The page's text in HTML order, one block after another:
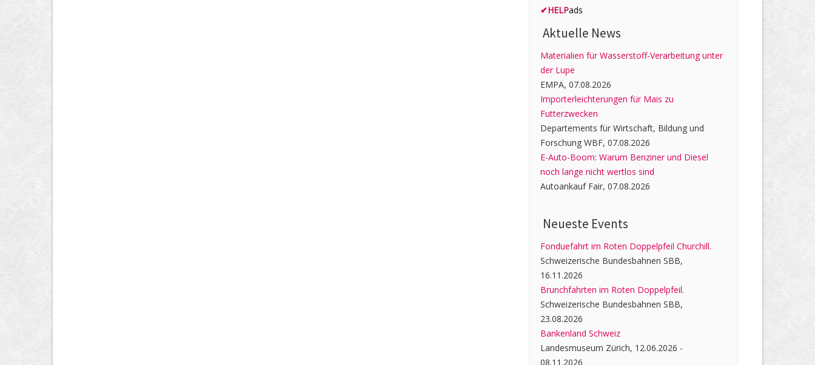
✔HELPads
Aktuelle News
Materialien für Wasserstoff-Verarbeitung unter
der Lupe
EMPA, 07.08.2026
Importerleichterungen für Mais zu
Futterzwecken
Departements für Wirtschaft, Bildung und
Forschung WBF, 07.08.2026
E-Auto-Boom: Warum Benziner und Diesel
noch lange nicht wertlos sind
Autoankauf Fair, 07.08.2026
Neueste Events
Fonduefahrt im Roten Doppelpfeil Churchill.
Schweizerische Bundesbahnen SBB,
16.11.2026
Brunchfahrten im Roten Doppelpfeil.
Schweizerische Bundesbahnen SBB,
23.08.2026
Bankenland Schweiz
Landesmuseum Zürich, 12.06.2026 -
08.11.2026